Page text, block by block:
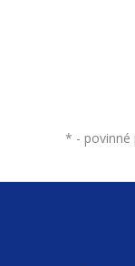
* - povinné